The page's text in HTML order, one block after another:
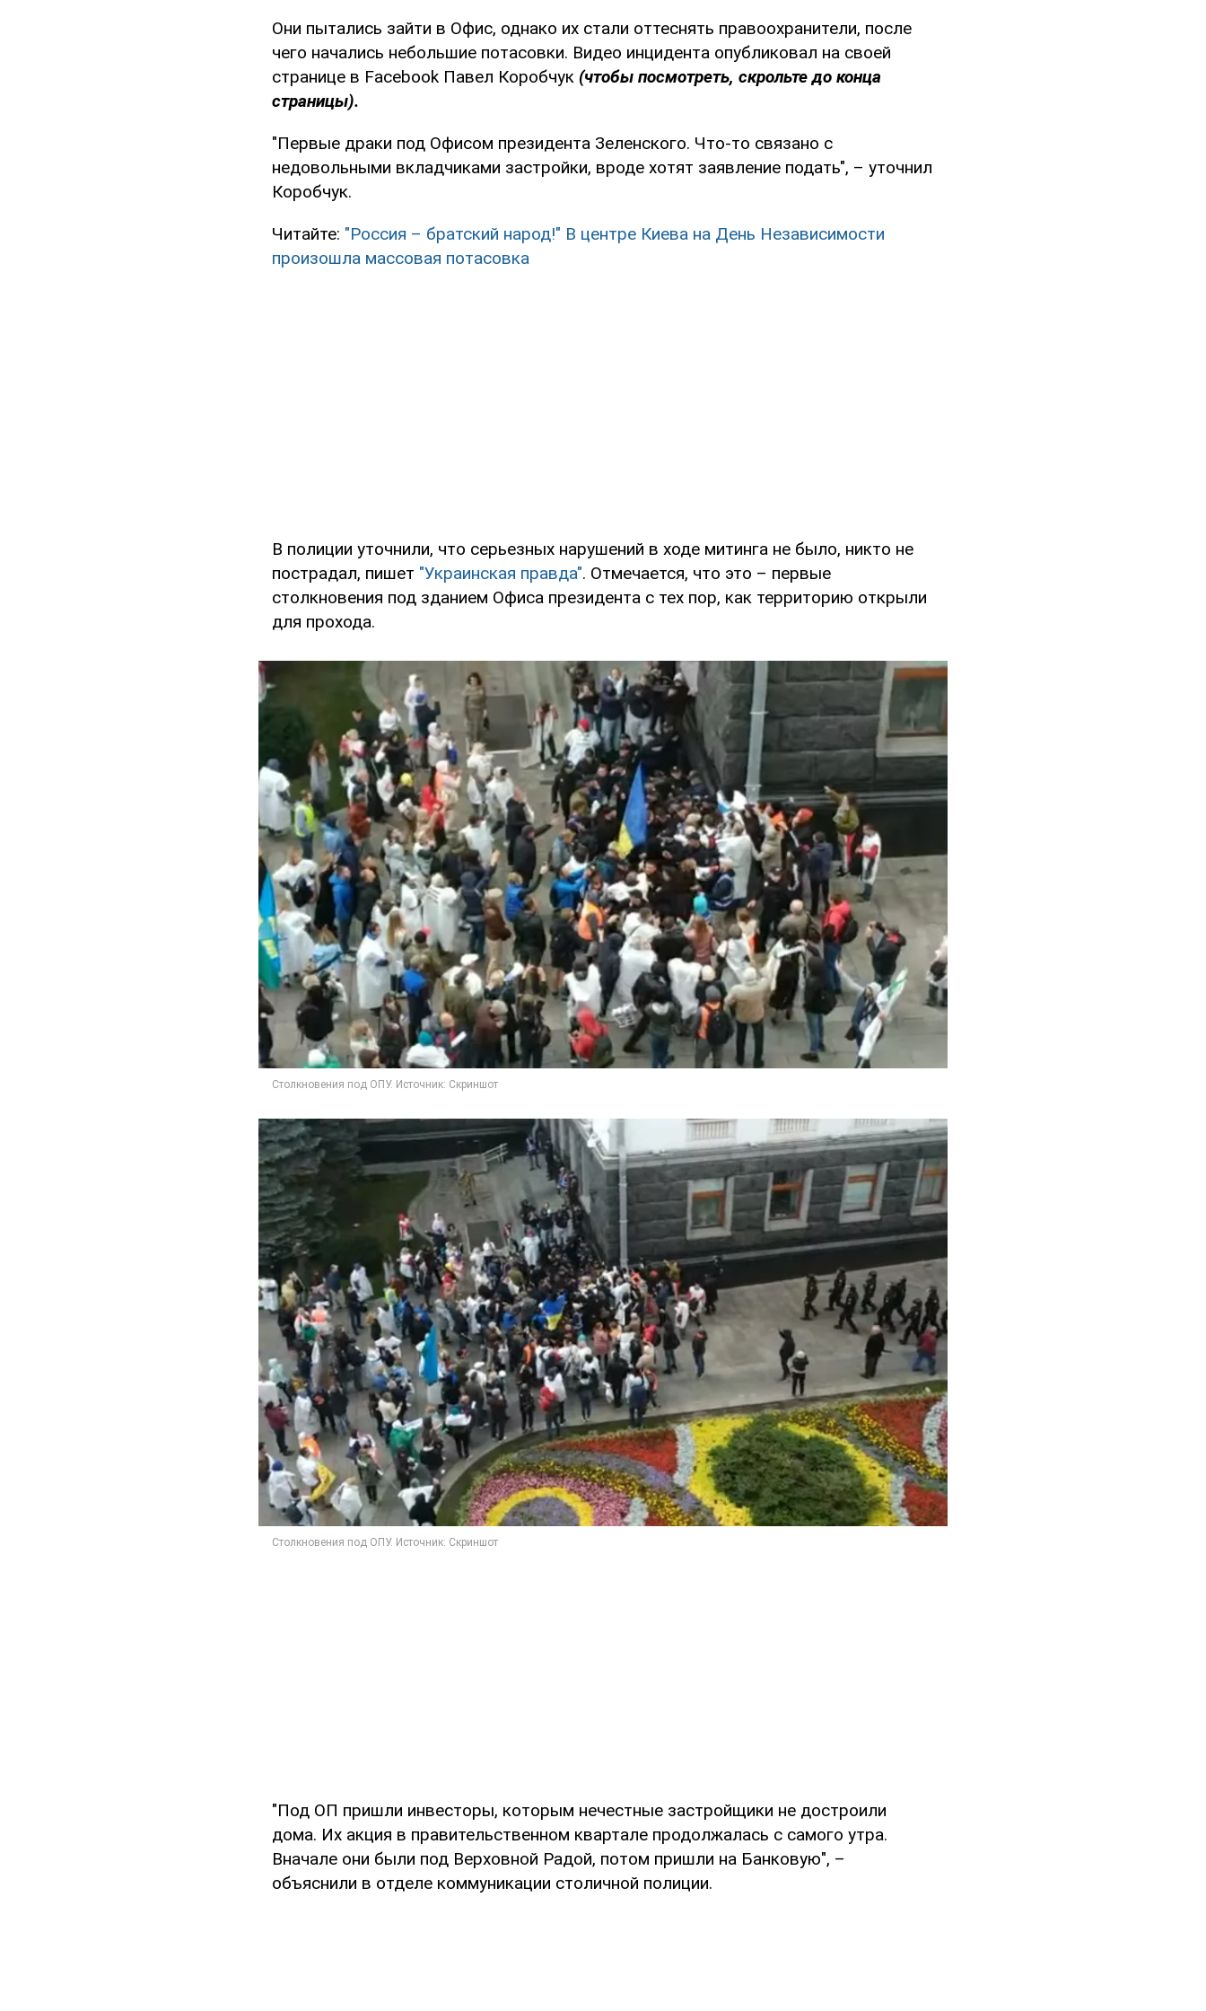
Они пытались зайти в Офис, однако их стали оттеснять правоохранители, после
чего начались небольшие потасовки. Видео инцидента опубликовал на своей
странице в Facebook Павел Коробчук (чтобы посмотреть, скрольте до конца
страницы).
"Первые драки под Офисом президента Зеленского. Что-то связано с
недовольными вкладчиками застройки, вроде хотят заявление подать", – уточнил
Коробчук.
Читайте: "Россия – братский народ!" В центре Киева на День Независимости
произошла массовая потасовка
В полиции уточнили, что серьезных нарушений в ходе митинга не было, никто не
пострадал, пишет "Украинская правда". Отмечается, что это – первые
столкновения под зданием Офиса президента с тех пор, как территорию открыли
для прохода.
"Под ОП пришли инвесторы, которым нечестные застройщики не достроили
дома. Их акция в правительственном квартале продолжалась с самого утра.
Вначале они были под Верховной Радой, потом пришли на Банковую", –
объяснили в отделе коммуникации столичной полиции.